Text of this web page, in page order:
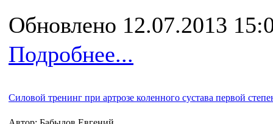
Обновлено 12.07.2013
Подробнее...
Силовой тренинг при артрозе коленного сустава первой